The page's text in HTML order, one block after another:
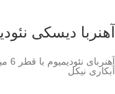
آهنربا دیسکی
آبکاری نیکل